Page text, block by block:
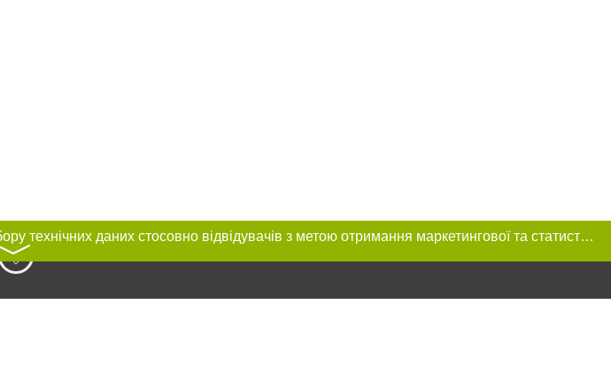
Цей сайт використовує «cookies». Також веб-сайт використовує інтернет-сервіс для збору технічних даних стосовно відвідувачів з метою отримання маркетингової та статистичної інформації. Умови обробки даних відвідувачів сайту див.